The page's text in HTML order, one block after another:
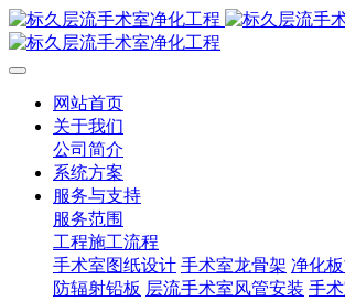
网站首页
关于我们
公司简介
系统方案
服务与支持
服务范围
工程施工流程
手术室图纸设计 手术室龙骨架 净化
防辐射铅板 层流手术室风管安装 手